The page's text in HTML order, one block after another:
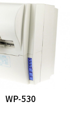
WP-530